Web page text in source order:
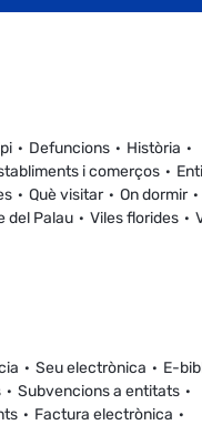
Defuncions
Història
i comerços
Què visitar On dormir
del Palau Viles florides
Seu electrònica
E-
Subvencions a entitats
Factura electrònica